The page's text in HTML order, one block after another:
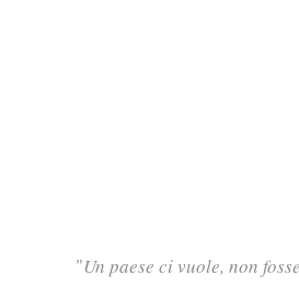
"Un paese ci vuole, non